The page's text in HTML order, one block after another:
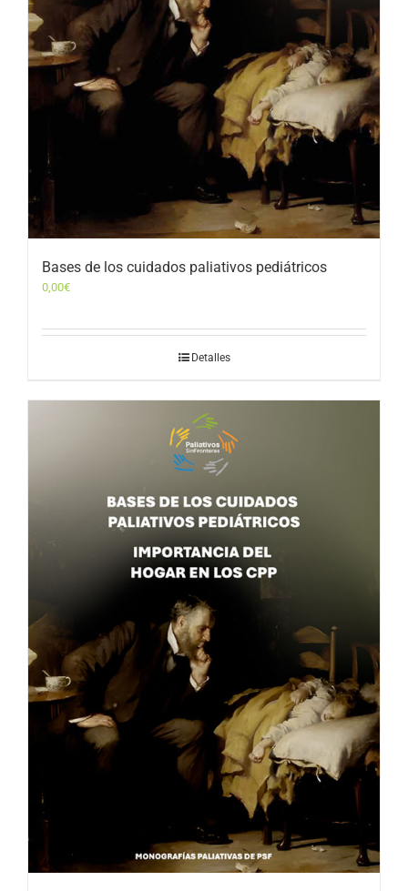
Bases de los cuidados paliativos pediátricos
0,00€
Detalles